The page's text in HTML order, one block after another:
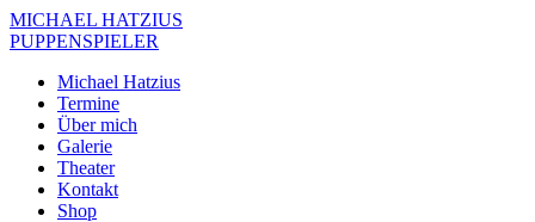
Direkt zum Inhalt
MICHAEL HATZIUS
PUPPENSPIELER
Michael Hatzius
Termine
Über mich
Galerie
Theater
Kontakt
Shop